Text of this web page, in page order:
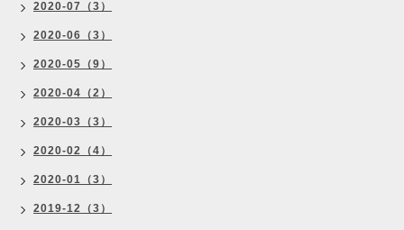
2020-07（3）
2020-06（3）
2020-05（9）
2020-04（2）
2020-03（3）
2020-02（4）
2020-01（3）
2019-12（3）